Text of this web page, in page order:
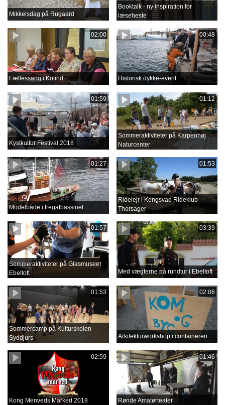
Mikkelsdag på Rugaard
Booktalk - ny inspiration for
læseheste
02:00
Fællessang i Kolind+
00:48
Historisk dykke-event
01:59
Kystkultur Festival 2018
01:12
Sommeraktiviteter på Karpenhøj
Naturcenter
01:27
Modelbåde i fregatbassinet
01:53
Ridelejr i Kongsvad Rideklub
Thorsager
01:57
Sommeraktiviteter på Glasmuseet
Ebeltoft
03:39
Med vægterne på rundtur i Ebeltoft
01:53
Sommercamp på Kulturskolen
Syddjurs
02:06
Arkitekturworkshop i containeren
02:59
Kong Menveds Marked 2018
01:46
Rønde Amatørteater